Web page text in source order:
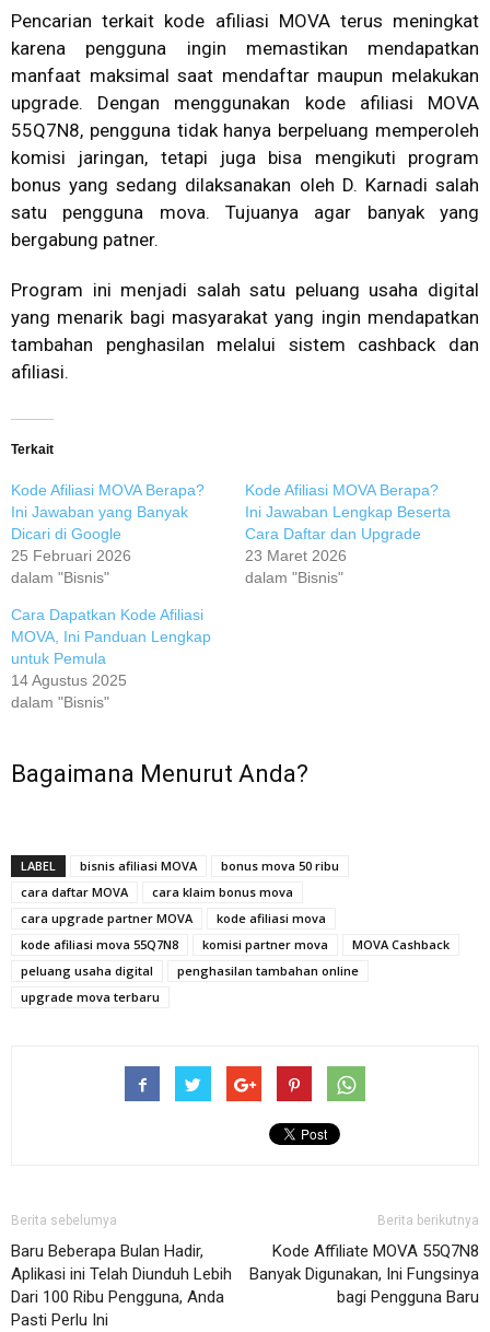
Pencarian terkait kode afiliasi MOVA terus meningkat
karena pengguna ingin memastikan mendapatkan
manfaat maksimal saat mendaftar maupun melakukan
upgrade. Dengan menggunakan kode afiliasi MOVA
55Q7N8, pengguna tidak hanya berpeluang memperoleh
komisi jaringan, tetapi juga bisa mengikuti program
bonus yang sedang dilaksanakan oleh D. Karnadi salah
satu pengguna mova. Tujuanya agar banyak yang
bergabung patner.
Program ini menjadi salah satu peluang usaha digital
yang menarik bagi masyarakat yang ingin mendapatkan
tambahan penghasilan melalui sistem cashback dan
afiliasi.
Terkait
Kode Afiliasi MOVA Berapa?
Ini Jawaban yang Banyak
Dicari di Google
25 Februari 2026
dalam "Bisnis"
Kode Afiliasi MOVA Berapa?
Ini Jawaban Lengkap Beserta
Cara Daftar dan Upgrade
23 Maret 2026
dalam "Bisnis"
Cara Dapatkan Kode Afiliasi
MOVA, Ini Panduan Lengkap
untuk Pemula
14 Agustus 2025
dalam "Bisnis"
Bagaimana Menurut Anda?
LABEL bisnis afiliasi MOVA
bonus mova 50 ribu
cara daftar MOVA
cara klaim bonus mova
cara upgrade partner MOVA
kode afiliasi mova
kode afiliasi mova 55Q7N8
komisi partner mova
MOVA Cashback
peluang usaha digital
penghasilan tambahan online
upgrade mova terbaru
Berita sebelumya
Baru Beberapa Bulan Hadir,
Aplikasi ini Telah Diunduh Lebih
Dari 100 Ribu Pengguna, Anda
Pasti Perlu Ini
Berita berikutnya
Kode Affiliate MOVA 55Q7N8
Banyak Digunakan, Ini Fungsinya
bagi Pengguna Baru